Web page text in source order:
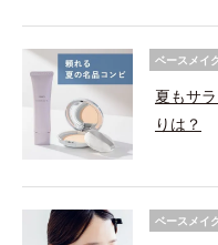
ベースメイ
夏もサ
りは？
ベースメイ